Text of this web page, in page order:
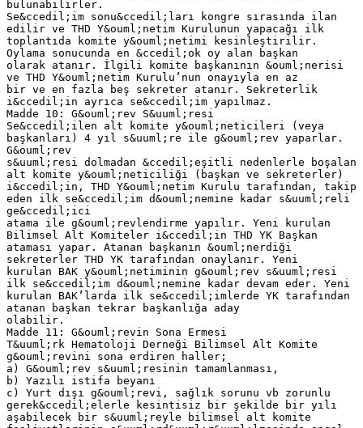
bulunabilirler.
Se&ccedil;im sonu&ccedil;ları kongre sırasında ilan
edilir ve THD Y&ouml;netim Kurulunun yapacağı ilk
toplantıda komite y&ouml;netimi kesinleştirilir.
Oylama sonucunda en &ccedil;ok oy alan başkan
olarak atanır. İlgili komite başkanının &ouml;nerisi
ve THD Y&ouml;netim Kurulu’nun onayıyla en az
bir ve en fazla beş sekreter atanır. Sekreterlik
i&ccedil;in ayrıca se&ccedil;im yapılmaz.
Madde 10: G&ouml;rev S&uuml;resi
Se&ccedil;ilen alt komite y&ouml;neticileri (veya
başkanları) 4 yıl s&uuml;re ile g&ouml;rev yaparlar.
G&ouml;rev
s&uuml;resi dolmadan &ccedil;eşitli nedenlerle boşalan
alt komite y&ouml;neticiliği (başkan ve sekreterler)
i&ccedil;in, THD Y&ouml;netim Kurulu tarafından, takip
eden ilk se&ccedil;im d&ouml;nemine kadar s&uuml;reli
ge&ccedil;ici
atama ile g&ouml;revlendirme yapılır. Yeni kurulan
Bilimsel Alt Komiteler i&ccedil;in THD YK Başkan
ataması yapar. Atanan başkanın &ouml;nerdiği
sekreterler THD YK tarafından onaylanır. Yeni
kurulan BAK y&ouml;netiminin g&ouml;rev s&uuml;resi
ilk se&ccedil;im d&ouml;nemine kadar devam eder. Yeni
kurulan BAK’larda ilk se&ccedil;imlerde YK tarafından
atanan başkan tekrar başkanlığa aday
olabilir.
Madde 11: G&ouml;revin Sona Ermesi
T&uuml;rk Hematoloji Derneği Bilimsel Alt Komite
g&ouml;revini sona erdiren haller;
a) G&ouml;rev s&uuml;resinin tamamlanması,
b) Yazılı istifa beyanı
c) Yurt dışı g&ouml;revi, sağlık sorunu vb zorunlu
gerek&ccedil;elerle kesintisiz bir şekilde bir yılı
aşabilecek bir s&uuml;reyle bilimsel alt komite